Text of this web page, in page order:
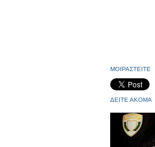
ΜΟΙΡΑΣΤΕΙΤΕ
ΔΕΙΤΕ ΑΚΟΜΑ